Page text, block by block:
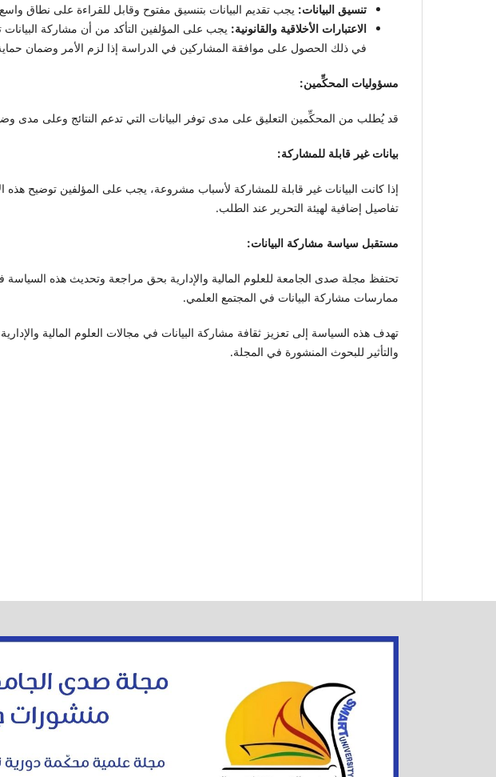
تنسيق البيانات: يجب تقديم البيانات بتنسيق مفتوح وقابل للقراءة على نطاق
الاعتبارات الأخلاقية والقانونية: يجب على المؤلفين التأكد من أن مشاركة البيانات
في ذلك الحصول على موافقة المشاركين في الدراسة إذا لزم الأمر وضمان
مسؤوليات المحكِّمين:
قد يُطلب من المحكِّمين التعليق على مدى توفر البيانات التي تدعم النتائج وعلى مدى
بيانات غير قابلة للمشاركة:
إذا كانت البيانات غير قابلة للمشاركة لأسباب مشروعة، يجب على المؤلفين توضيح هذه
تفاصيل إضافية لهيئة التحرير عند الطلب.
مستقبل سياسة مشاركة البيانات:
تحتفظ مجلة صدى الجامعة للعلوم المالية والإدارية بحق مراجعة وتحديث هذه
ممارسات مشاركة البيانات في المجتمع العلمي.
تهدف هذه السياسة إلى تعزيز ثقافة مشاركة البيانات في مجالات العلوم المالية
والتأثير للبحوث المنشورة في المجلة.